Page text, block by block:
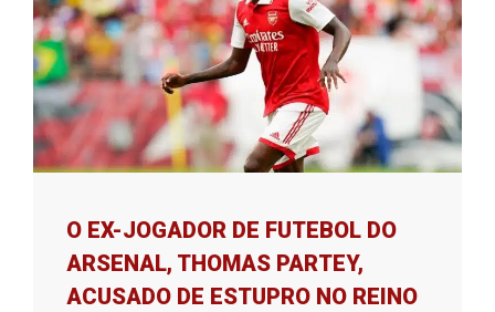
O EX-JOGADOR DE FUTEBOL DO
ARSENAL, THOMAS PARTEY,
ACUSADO DE ESTUPRO NO REINO